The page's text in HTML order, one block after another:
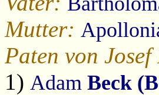
Mutter:
Paten von
1) Adam Beck